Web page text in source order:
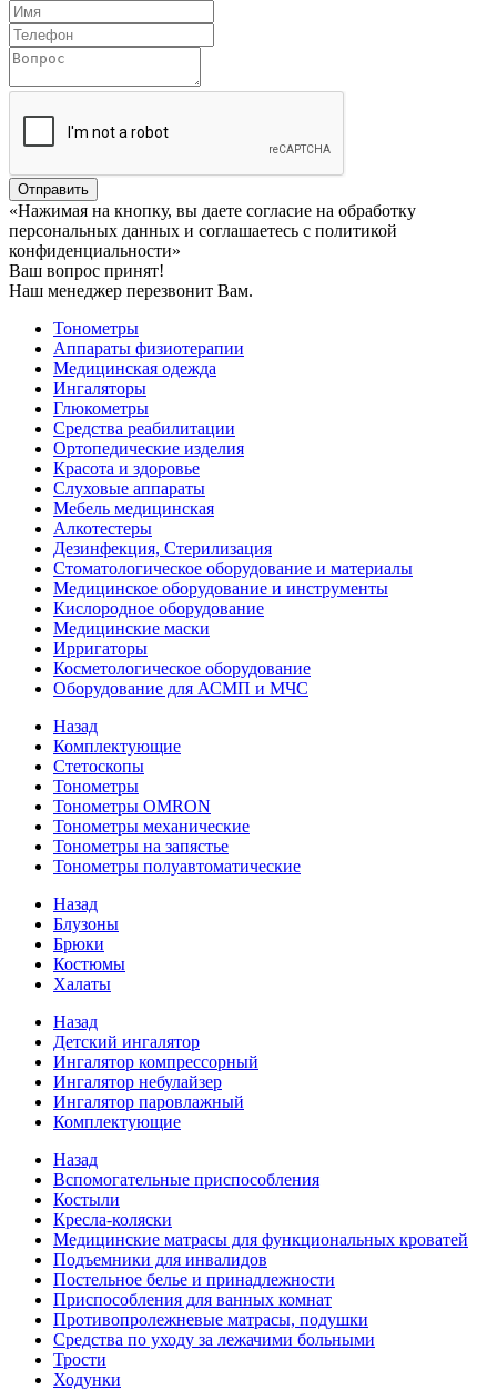
Отправить
«Нажимая на кнопку, вы даете согласие на обработку
персональных данных и соглашаетесь c политикой
конфиденциальности»
Ваш вопрос принят!
Наш менеджер перезвонит Вам.
Тонометры
Аппараты физиотерапии
Медицинская одежда
Ингаляторы
Глюкометры
Средства реабилитации
Ортопедические изделия
Красота и здоровье
Слуховые аппараты
Мебель медицинская
Алкотестеры
Дезинфекция, Стерилизация
Стоматологическое оборудование и материалы
Медицинское оборудование и инструменты
Кислородное оборудование
Медицинские маски
Ирригаторы
Косметологическое оборудование
Оборудование для АСМП и МЧС
Назад
Комплектующие
Стетоскопы
Тонометры
Тонометры OMRON
Тонометры механические
Тонометры на запястье
Тонометры полуавтоматические
Назад
Блузоны
Брюки
Костюмы
Халаты
Назад
Детский ингалятор
Ингалятор компрессорный
Ингалятор небулайзер
Ингалятор паровлажный
Комплектующие
Назад
Вспомогательные приспособления
Костыли
Кресла-коляски
Медицинские матрасы для функциональных кроватей
Подъемники для инвалидов
Постельное белье и принадлежности
Приспособления для ванных комнат
Противопролежневые матрасы, подушки
Средства по уходу за лежачими больными
Трости
Ходунки